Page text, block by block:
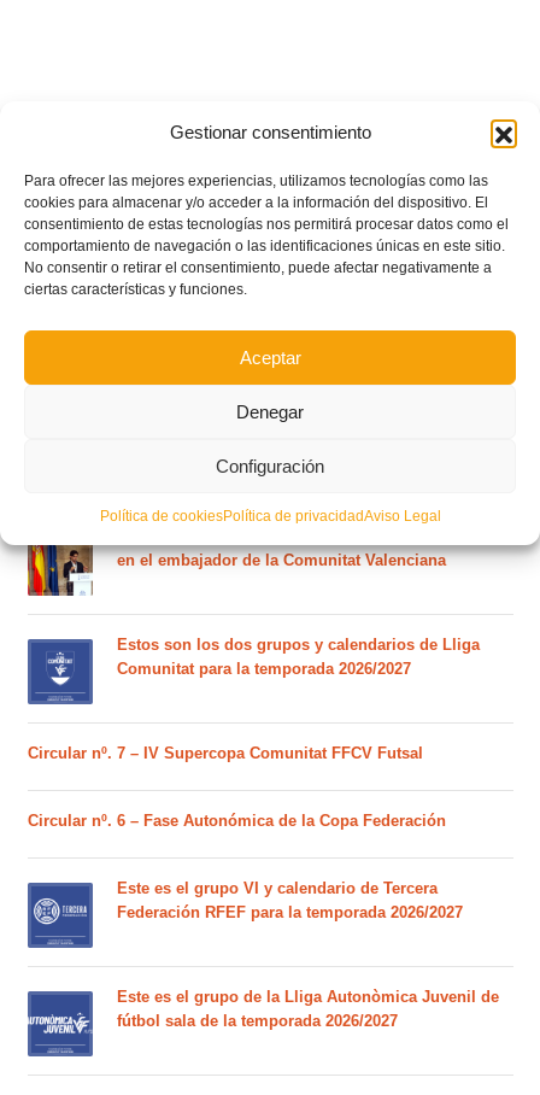
Gestionar consentimiento
Para ofrecer las mejores experiencias, utilizamos tecnologías como las
cookies para almacenar y/o acceder a la información del dispositivo. El
consentimiento de estas tecnologías nos permitirá procesar datos como el
comportamiento de navegación o las identificaciones únicas en este sitio.
No consentir o retirar el consentimiento, puede afectar negativamente a
ciertas características y funciones.
Aceptar
Denegar
Configuración
Política de cookiesPolítica de privacidadAviso Legal
en el embajador de la Comunitat Valenciana
Estos son los dos grupos y calendarios de Lliga
Comunitat para la temporada 2026/2027
Circular nº. 7 – IV Supercopa Comunitat FFCV Futsal
Circular nº. 6 – Fase Autonómica de la Copa Federación
Este es el grupo VI y calendario de Tercera
Federación RFEF para la temporada 2026/2027
Este es el grupo de la Lliga Autonòmica Juvenil de
fútbol sala de la temporada 2026/2027